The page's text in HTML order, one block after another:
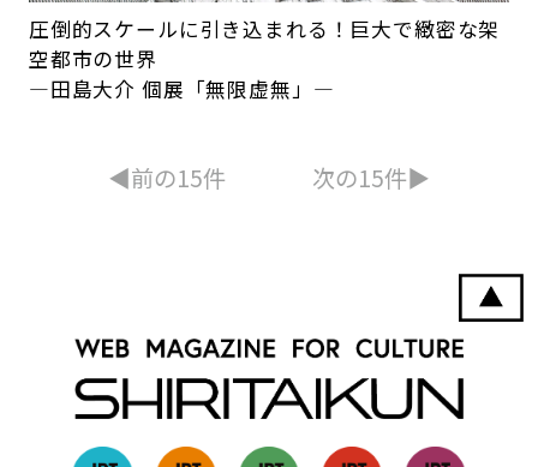
圧倒的スケールに引き込まれる！巨大で緻密な架
空都市の世界
―田島大介 個展「無限虚無」―
◀︎前の15件 次の15件▶︎